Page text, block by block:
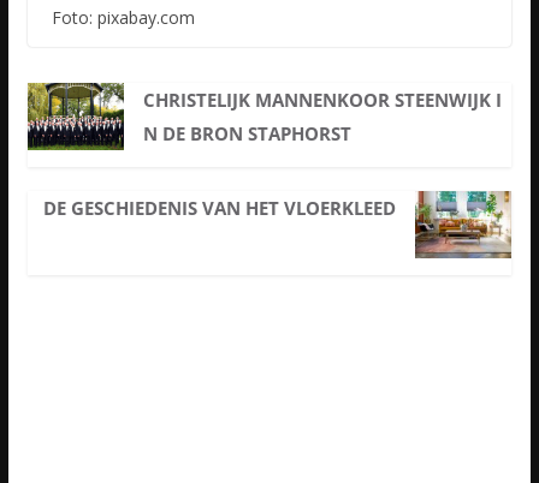
Foto: pixabay.com
CHRISTELIJK MANNENKOOR STEENWIJK I
N DE BRON STAPHORST
DE GESCHIEDENIS VAN HET VLOERKLEED